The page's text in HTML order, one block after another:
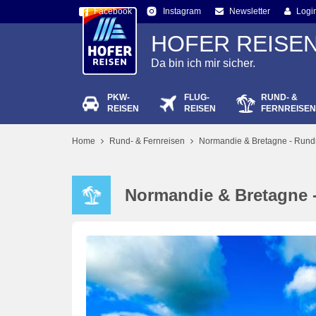
Facebook Instagram Newsletter
HOFER
Da bin ich mir sicher.
PKW-
REISEN
FLUG-
REISEN
RUND- &
FERNREISEN
Home Rund- & Fernreisen Normandie & Bretagne -
Normandie & Bretagne